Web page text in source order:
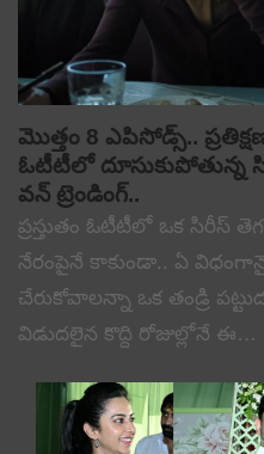
మొత్తం 8 ఎపిసోడ్స్..
ఓటీటీలో దూసుకుపోతున్న
వన్ ట్రెండింగ్..
ప్రస్తుతం ఓటీటీలో ఒక సిరీస్
నేరంపైనే కాకుండా.. ఏ
చేరుకోవాలన్నా ఒక తండ్రి
విడుదలైన కొద్ది రోజుల్లోనే ఈ…